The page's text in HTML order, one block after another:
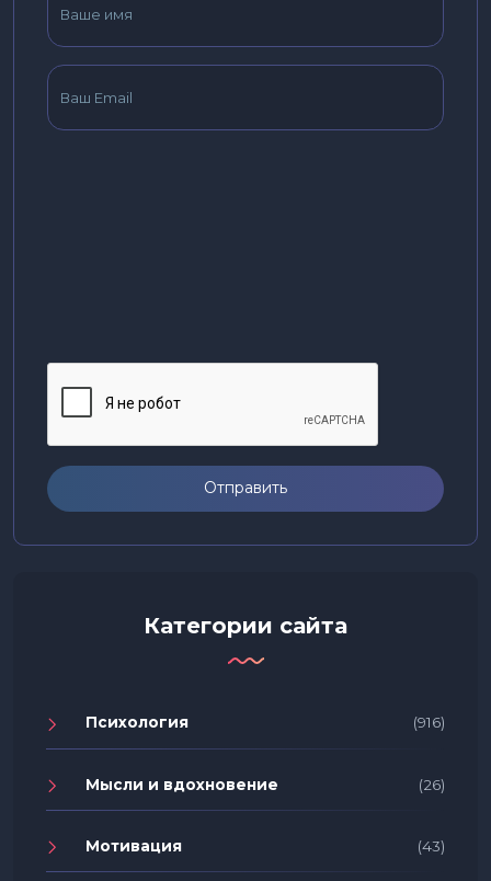
Отправить
Категории сайта
Психология (916)
Мысли и вдохновение (26)
Мотивация (43)